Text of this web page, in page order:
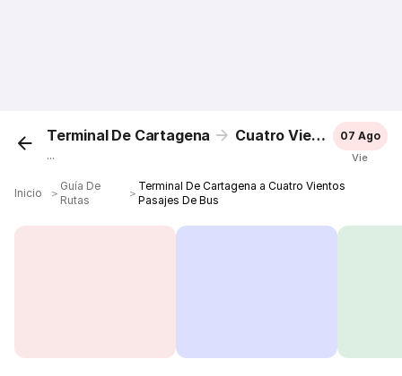
Terminal De Cartagena Cuatro Vientos
...
07 Ago
Vie
Inicio ＞
Guía De
Rutas
＞
Terminal De Cartagena a Cuatro Vientos
Pasajes De Bus